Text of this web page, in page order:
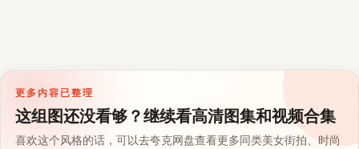
更多内容已整理
这组图还没看够？继续看高清图集和视频合集
喜欢这个风格的话，可以去夸克网盘查看更多同类美女街拍、时尚